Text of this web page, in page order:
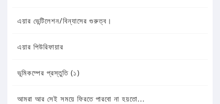
এয়ার ভেন্টিলেশন/বিন্যাসের গুরুত্ব।
এয়ার পিউরিফায়ার
ভূমিকম্পের প্রস্তুতি (১)
আমরা আর সেই সময়ে ফিরতে পারবো না হয়তো...